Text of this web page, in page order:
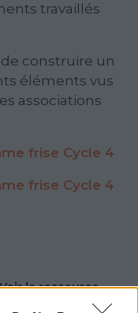
travaillés
construire un
éléments vus
associations
frise Cycle 4
frise Cycle 4
la ressource